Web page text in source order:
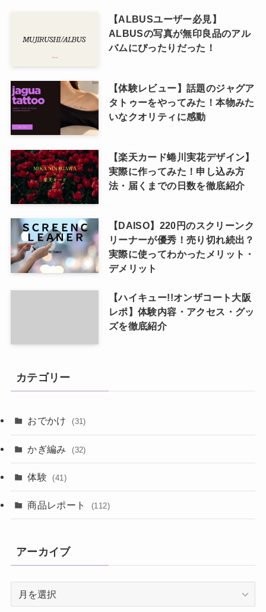
【ALBUSユーザー必見】
ALBUSの写真が無印良品のアル
バムにぴったりだった！
【体験レビュー】話題のジャグア
タトゥーをやってみた！本物みた
いなクオリティに感動
【楽天カード蜷川実花デザイン】
実際に作ってみた！申し込み方
法・届くまでの日数を徹底紹介
【DAISO】220円のスクリーンク
リーナーが優秀！売り切れ続出？
実際に使ってわかったメリット・
デメリット
【ハイキュー!!オンザコート大阪
レポ】体験内容・アクセス・グッ
ズを徹底紹介
カテゴリー
おでかけ (31)
かぎ編み (32)
体験 (41)
商品レポート (112)
アーカイブ